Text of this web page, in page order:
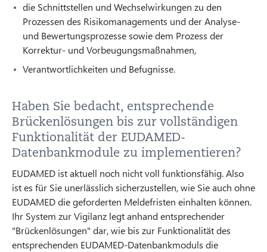
die Schnittstellen und Wechselwirkungen zu den
Prozessen des Risikomanagements und der Analyse-
und Bewertungsprozesse sowie dem Prozess der
Korrektur- und Vorbeugungsmaßnahmen,
Verantwortlichkeiten und Befugnisse.
Haben Sie bedacht, entsprechende
Brückenlösungen bis zur vollständigen
Funktionalität der EUDAMED-
Datenbankmodule zu implementieren?
EUDAMED ist aktuell noch nicht voll funktionsfähig. Also
ist es für Sie unerlässlich sicherzustellen, wie Sie auch ohne
EUDAMED die geforderten Meldefristen einhalten können.
Ihr System zur Vigilanz legt anhand entsprechender
"Brückenlösungen" dar, wie bis zur Funktionalität des
entsprechenden EUDAMED-Datenbankmoduls die